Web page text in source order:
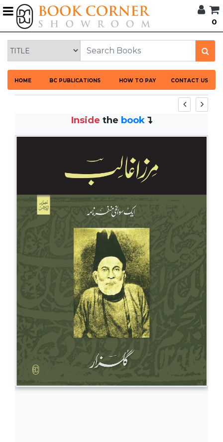
0
HOME BC PUBLICATIONS HOW TO PAY CONTACT US
BROWSE
CORNER
HOME
BOOK
CORNER
ARRIVALS
UPCOMINGS
Inside the book